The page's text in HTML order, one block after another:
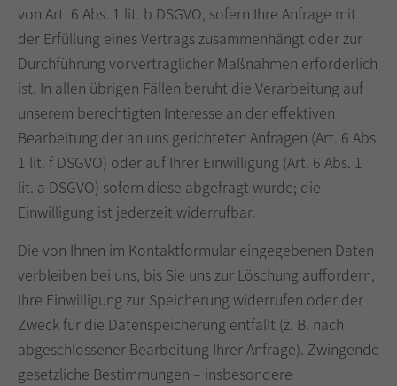
von Art. 6 Abs. 1 lit. b DSGVO, sofern Ihre Anfrage mit
der Erfüllung eines Vertrags zusammenhängt oder zur
Durchführung vorvertraglicher Maßnahmen erforderlich
ist. In allen übrigen Fällen beruht die Verarbeitung auf
unserem berechtigten Interesse an der effektiven
Bearbeitung der an uns gerichteten Anfragen (Art. 6 Abs.
1 lit. f DSGVO) oder auf Ihrer Einwilligung (Art. 6 Abs. 1
lit. a DSGVO) sofern diese abgefragt wurde; die
Einwilligung ist jederzeit widerrufbar.
Die von Ihnen im Kontaktformular eingegebenen Daten
verbleiben bei uns, bis Sie uns zur Löschung auffordern,
Ihre Einwilligung zur Speicherung widerrufen oder der
Zweck für die Datenspeicherung entfällt (z. B. nach
abgeschlossener Bearbeitung Ihrer Anfrage). Zwingende
gesetzliche Bestimmungen – insbesondere